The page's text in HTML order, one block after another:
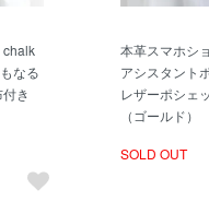
chalk
なる
き
本革スマホシ
アシスタント
レザーポシェ
（ゴールド）
SOLD OUT